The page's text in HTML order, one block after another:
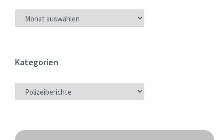
ARCHIV
Kategorien
KATEGORIEN